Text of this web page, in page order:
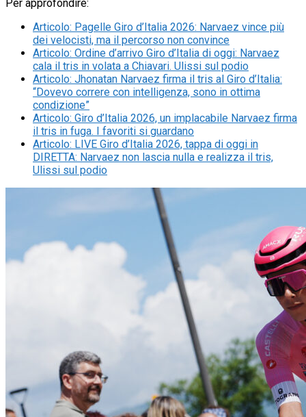
Per approfondire:
Articolo: Pagelle Giro d’Italia 2026: Narvaez vince più
dei velocisti, ma il percorso non convince
Articolo: Ordine d’arrivo Giro d’Italia di oggi: Narvaez
cala il tris in volata a Chiavari. Ulissi sul podio
Articolo: Jhonatan Narvaez firma il tris al Giro d’Italia:
“Dovevo correre con intelligenza, sono in ottima
condizione”
Articolo: Giro d’Italia 2026, un implacabile Narvaez firma
il tris in fuga. I favoriti si guardano
Articolo: LIVE Giro d’Italia 2026, tappa di oggi in
DIRETTA: Narvaez non lascia nulla e realizza il tris,
Ulissi sul podio